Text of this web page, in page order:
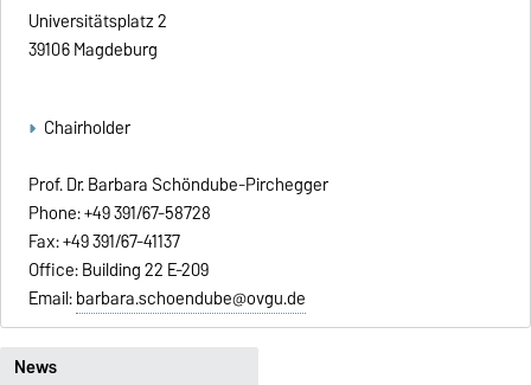
Universitätsplatz 2
39106 Magdeburg
Chairholder
Prof. Dr. Barbara Schöndube-Pirchegger
Phone: +49 391/67-58728
Fax: +49 391/67-41137
Office: Building 22 E-209
Email:barbara.schoendube@ovgu.de
News